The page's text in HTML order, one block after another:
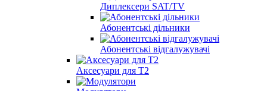
Диплексери SAT/TV
Абонентські дільники
Абонентські відгалужувачі
Аксесуари для Т2